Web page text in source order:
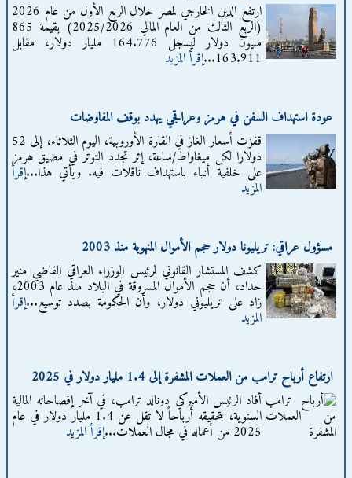
ارتفع الدين الخارجي لمصر خلال الربع الأول من عام 2026
(الربع الثالث من العام المالي 2025/2026) بقيمة 865
مليون دولار ليسجل 164.776 مليار دولار، مقابل
163.911... إقرأ المزيد
عودة استهداف السفن في هرمز وعراقجي يهدد بوقف المفاوضات
قفزت أسعار الغاز في القارة الأوروبية، اليوم الثلاثاء، إلى 52
دولارا لكل ميغاواط/ساعة، إثر تجدد التوتر في مضيق هرمز
على خلفية أنباء باستهداف ناقلات فيه. ويأتي هذا...إقرأ
المزيد
مسؤول عراقي: تريليونا دولار حجم الأموال المنهوبة منذ 2003
كشف المستشار القانوني لرئيس الوزراء العراقي القاضي منير
حداد، أن حجم الأموال المسروقة في البلاد منذ عام 2003،
زاد على تريليوني دولار، وأن الحكومة بصدد توسيع...إقرأ
المزيد
ارتفاع أرباح ترامب من العملات المشفرة إلى 1.4 مليار دولار في 2025
أفاد الرئيس الأميركي دونالد ترامب، في آخر إفصاحاته المالية
السنوية، بتحقيقه أرباحاً لا تقل عن 1.4 مليار دولار في عام
2025 من أعماله في مجال العملات... إقرأ المزيد